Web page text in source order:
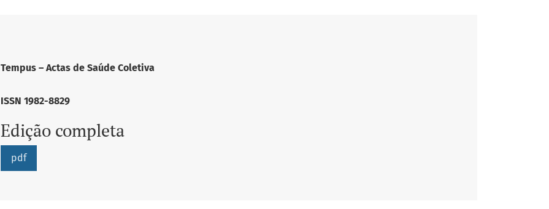
Tempus – Actas de Saúde Coletiva
ISSN 1982-8829
Edição completa
pdf